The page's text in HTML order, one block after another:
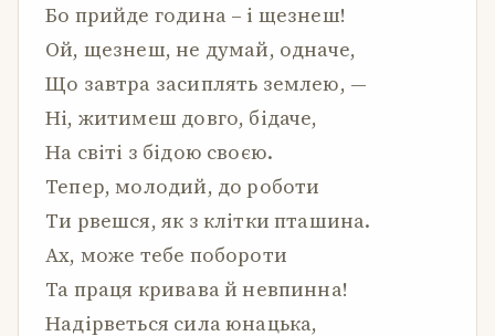
Бо прийде година – і щезнеш!
Ой, щезнеш, не думай, одначе,
Що завтра засиплять землею, —
Ні, житимеш довго, бідаче,
На світі з бідою своєю.
Тепер, молодий, до роботи
Ти рвешся, як з клітки пташина.
Ах, може тебе побороти
Та праця кривава й невпинна!
Надірветься сила юнацька,